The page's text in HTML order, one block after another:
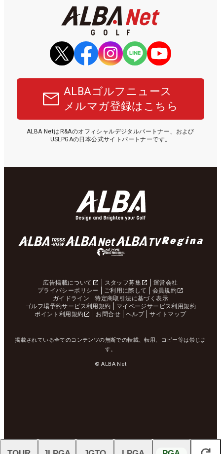
ALBAゴルフニュース
メルマガ登録はこちら
ALBA NetはR&Aのオフィシャルデジタルパートナー、および
USLPGAの日本公式サイトパートナーです。
広告掲載について スタッフ募集
運営会社
プライバシーポリシー
ご利用に際して
会員規約
ガイドライン
特定商取引法に基づく表示
ゴルフ場予約サービス利用規約
マイページサービス利用規約
ポイント利用規約
お問合せ ヘルプ サイトマップ
掲載されている全てのコンテンツの無断での転載、転用、コピー等は禁じま
す。
© ALBA Net